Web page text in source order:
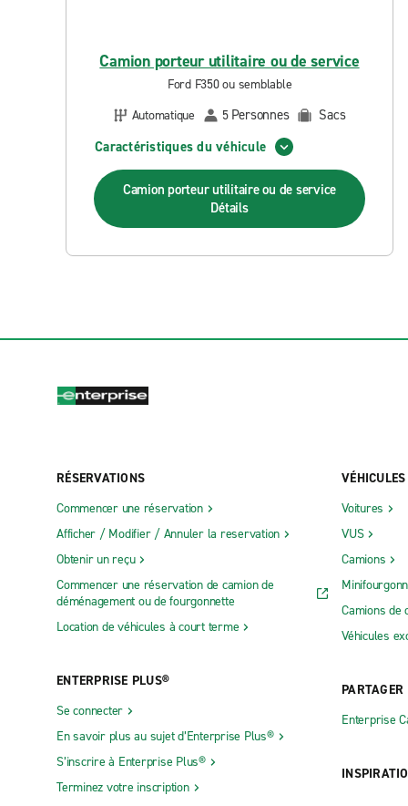
Camion porteur utilitaire ou de service
Ford F350 ou semblable
Automatique
5 Personnes
Sacs
Caractéristiques du véhicule
Camion porteur utilitaire ou de service
Détails
RÉSERVATIONS
Commencer une réservation
Afficher / Modifier / Annuler la reservation
Obtenir un reçu
Commencer une réservation de camion de
déménagement ou de fourgonnette
Location de véhicules à court terme
ENTERPRISE PLUS®
Se connecter
En savoir plus au sujet d’Enterprise Plus®
S’inscrire à Enterprise Plus®
Terminez votre inscription
VÉHICULES
Voitures
VUS
Camions
Camions de
Véhicules
PARTAGER
Enterprise